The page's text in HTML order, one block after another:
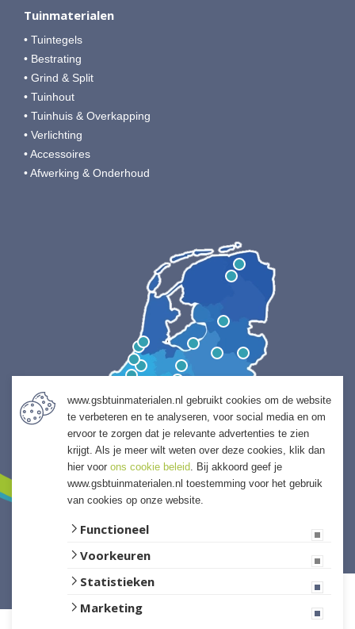
Tuinmaterialen
• Tuintegels
• Bestrating
• Grind & Split
• Tuinhout
• Tuinhuis & Overkapping
• Verlichting
• Accessoires
• Afwerking & Onderhoud
www.gsbtuinmaterialen.nl gebruikt cookies om de website
te verbeteren en te analyseren, voor social media en om
ervoor te zorgen dat je relevante advertenties te zien
krijgt. Als je meer wilt weten over deze cookies, klik dan
hier voor ons cookie beleid. Bij akkoord geef je
www.gsbtuinmaterialen.nl toestemming voor het gebruik
van cookies op onze website.
Functioneel
Voorkeuren
Statistieken
Marketing